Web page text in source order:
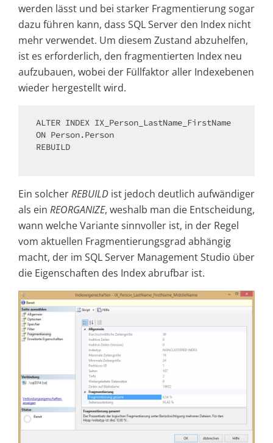
werden lässt und bei starker Fragmentierung sogar
dazu führen kann, dass SQL Server den Index nicht
mehr verwendet. Um diesem Zustand abzuhelfen,
ist es erforderlich, den fragmentierten Index neu
aufzubauen, wobei der Füllfaktor aller Indexebenen
wieder hergestellt wird.
ALTER
ON Person.Person
REBUILD
Ein solcherREBUILD ist jedoch deutlich aufwändiger
als ein REORGANIZE, weshalb man die Entscheidung,
wann welche Variante sinnvoller ist, in der Regel
vom aktuellen Fragmentierungsgrad abhängig
macht, der im SQL Server Management Studio über
die Eigenschaften des Index abrufbar ist.